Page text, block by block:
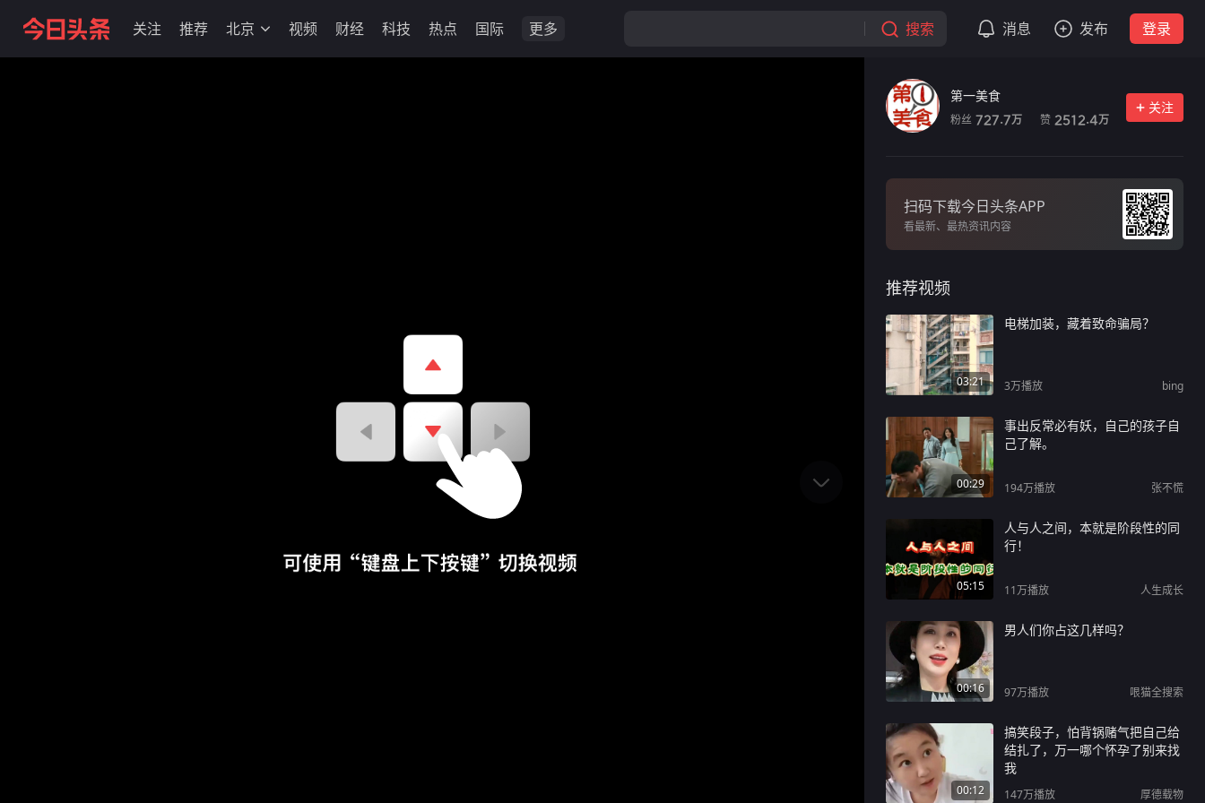
关注 推荐 北京 视频 财经 科技 热点 国际 更多 搜索 消息 发布 登录
第一美食
粉丝 727.7万 赞 2512.4万
关注
扫码下载今日头条APP
看最新、最热资讯内容
推荐视频
03:21
电梯加装，藏着致命骗局？
3万播放 bing
00:29
事出反常必有妖，自己的孩子自
己了解。
194万播放 张不慌
05:15
人与人之间，本就是阶段性的同
行！
11万播放 人生成长
00:16
男人们你占这几样吗？
97万播放 哏猫全搜索
00:12
搞笑段子，怕背锅赌气把自己给
结扎了，万一哪个怀孕了别来找
我
147万播放 厚德载物